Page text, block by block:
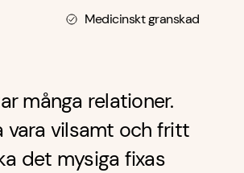
Medicinskt granskad
många relationer.
vara vilsamt och fritt
det mysiga fixas